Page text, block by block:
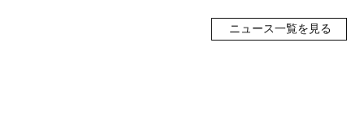
ニュース一覧を見る